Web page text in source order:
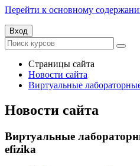
Перейти к основному
Вход
Страницы сайта
Новости сайта
Виртуальные
Новости сайта
Виртуальные
efizika